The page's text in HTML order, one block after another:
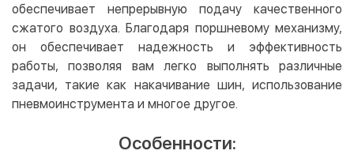
обеспечивает непрерывную подачу качественного
сжатого воздуха. Благодаря поршневому механизму,
он обеспечивает надежность и эффективность
работы, позволяя вам легко выполнять различные
задачи, такие как накачивание шин, использование
пневмоинструмента и многое другое.
Особенности: